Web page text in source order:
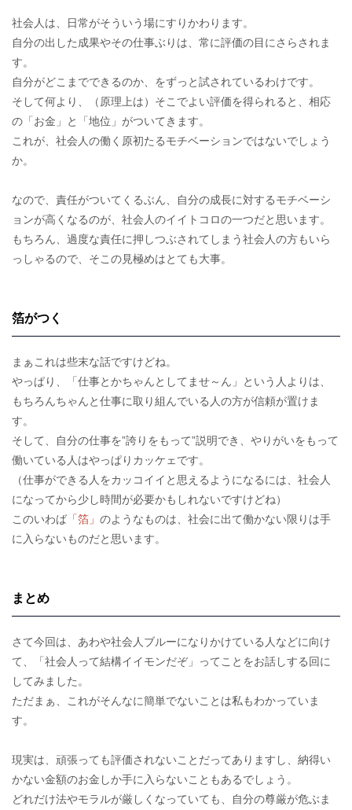
社会人は、日常がそういう場にすりかわります。
自分の出した成果やその仕事ぶりは、常に評価の目にさらされま
す。
自分がどこまでできるのか、をずっと試されているわけです。
そして何より、（原理上は）そこでよい評価を得られると、相応
の「お金」と「地位」がついてきます。
これが、社会人の働く原初たるモチベーションではないでしょう
か。
なので、責任がついてくるぶん、自分の成長に対するモチベーシ
ョンが高くなるのが、社会人のイイトコロの一つだと思います。
もちろん、過度な責任に押しつぶされてしまう社会人の方もいら
っしゃるので、そこの見極めはとても大事。
箔がつく
まぁこれは些末な話ですけどね。
やっぱり、「仕事とかちゃんとしてませ～ん」という人よりは、
もちろんちゃんと仕事に取り組んでいる人の方が信頼が置けま
す。
そして、自分の仕事を”誇りをもって”説明でき、やりがいをもって
働いている人はやっぱりカッケェです。
（仕事ができる人をカッコイイと思えるようになるには、社会人
になってから少し時間が必要かもしれないですけどね）
このいわば 「箔」 のようなものは、社会に出て働かない限りは手
に入らないものだと思います。
まとめ
さて今回は、あわや社会人ブルーになりかけている人などに向け
て、「社会人って結構イイモンだぞ」ってことをお話しする回に
してみました。
ただまぁ、これがそんなに簡単でないことは私もわかっていま
す。
現実は、頑張っても評価されないことだってありますし、納得い
かない金額のお金しか手に入らないこともあるでしょう。
どれだけ法やモラルが厳しくなっていても、自分の尊厳が危ぶま